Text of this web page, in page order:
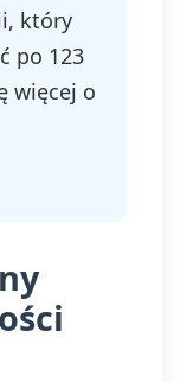
który
po 123
więcej o